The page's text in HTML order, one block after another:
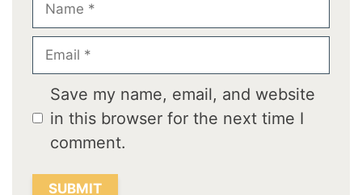
Save my name, email, and website
in this browser for the next time I
comment.